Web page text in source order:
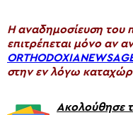
H αναδημοσίευση
επιτρέπεται μόνο αν
στην εν λόγω
Ακολούθησε